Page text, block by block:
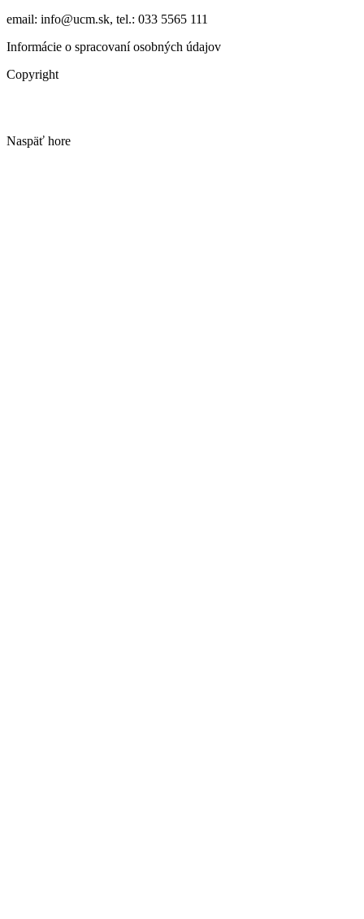
email: info@ucm.sk, tel.: 033 5565 111
Informácie o spracovaní osobných údajov
Copyright
Naspäť hore